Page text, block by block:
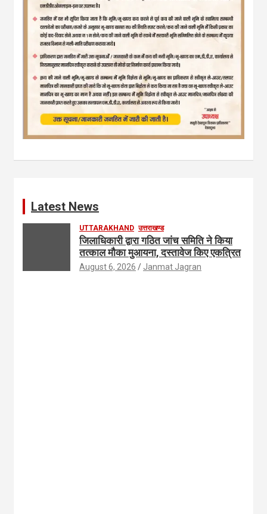
Latest News
UTTARAKHAND उत्तराखण्ड
जिलाधिकारी द्वारा गठित जांच समिति ने किया
तत्काल मौका मुआयना, दस्तावेज किए एकत्रित
August 6, 2026 Janmat Jagran